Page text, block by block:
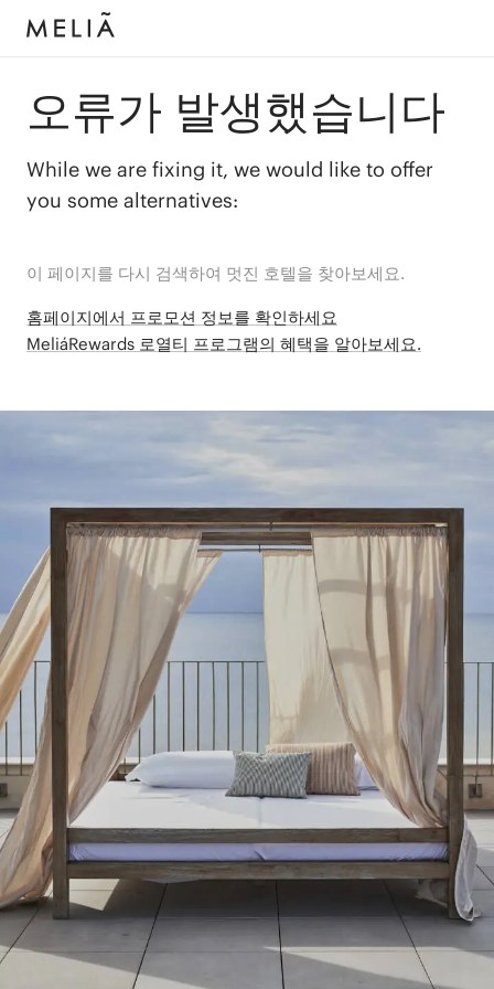
오류가 발생했습니다
While we are fixing it, we would like to offer
you some alternatives:
이 페이지를 다시 검색하여 멋진 호텔을 찾아보세요.
홈페이지에서 프로모션 정보를 확인하세요
MeliáRewards 로열티 프로그램의 혜택을 알아보세요.